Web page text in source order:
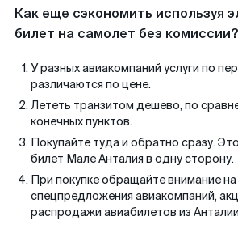
Как еще сэкономить используя
билет на самолет без комиссии?
У разных авиакомпаний услуги по
различаются по цене.
Лететь транзитом дешево, по
конечных пунктов.
Покупайте туда и обратно сразу.
билет Мале Анталия в одну сторону.
При покупке обращайте внимание
спецпредложения авиакомпаний,
распродажи авиабилетов из